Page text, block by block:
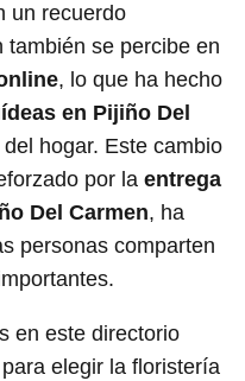
un recuerdo
también se percibe en
, lo que ha hecho
en Pijiño Del
hogar. Este cambio
por la entrega
Del Carmen, ha
personas comparten
en este directorio
elegir la floristería